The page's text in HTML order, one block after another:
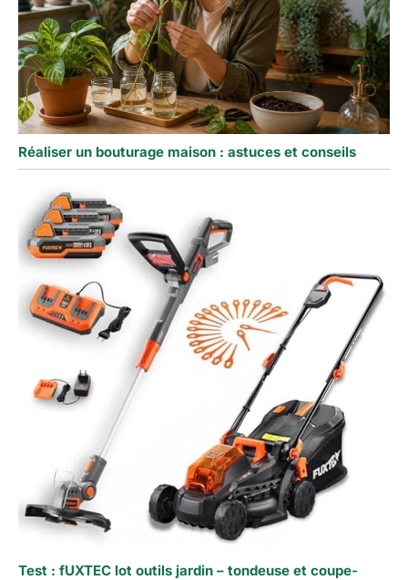
Réaliser un bouturage maison : astuces et conseils
Test : fUXTEC lot outils jardin – tondeuse et coupe-